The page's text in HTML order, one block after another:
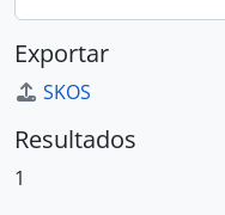
Exportar
SKOS
Resultados
1